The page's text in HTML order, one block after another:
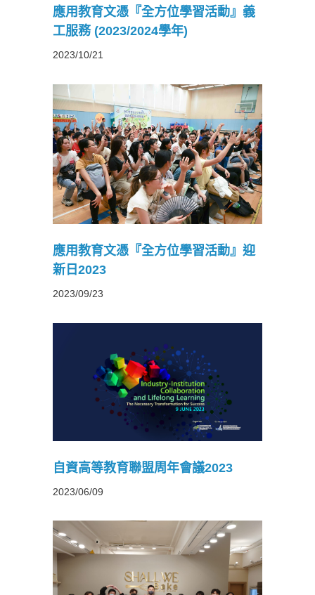
應用教育文憑『全方位學習活動』義
工服務 (2023/2024學年)
2023/10/21
應用教育文憑『全方位學習活動』迎
新日2023
2023/09/23
自資高等教育聯盟周年會議2023
2023/06/09